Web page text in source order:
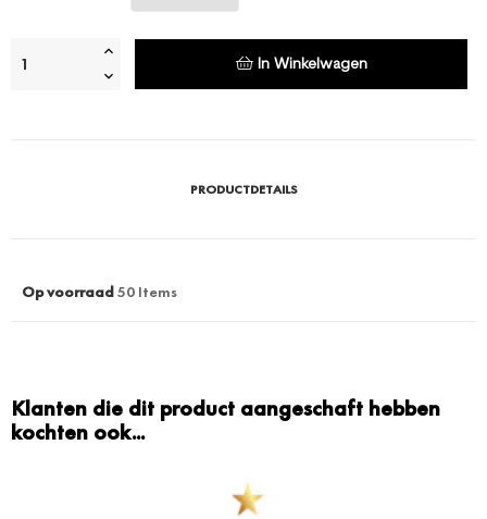
In Winkelwagen
PRODUCTDETAILS
Op voorraad50 Items
Klanten die dit product aangeschaft hebben
kochten ook...